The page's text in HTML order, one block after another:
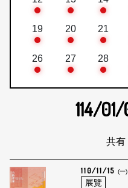
19 20 21
26 27 28
114/01/
共有
110/11/15 (一)
展覽